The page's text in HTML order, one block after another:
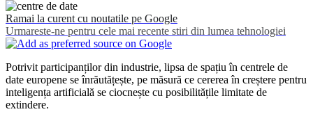
Ramai la curent cu noutatile pe Google
Urmareste-ne pentru cele mai recente stiri din lumea tehnologiei
Potrivit participanților din industrie, lipsa de spațiu în centrele de
date europene se înrăutățește, pe măsură ce cererea în creștere pentru
inteligența artificială se ciocnește cu posibilitățile limitate de
extindere.